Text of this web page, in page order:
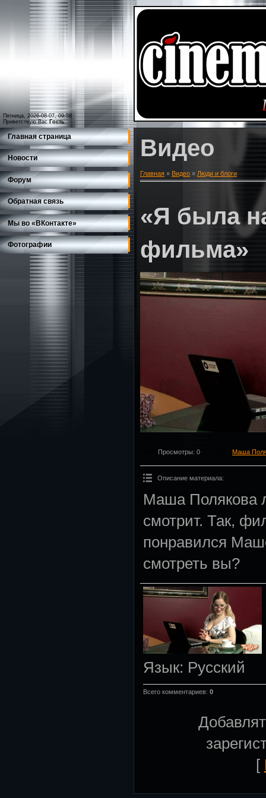
Пятница, 2026-08-07, 09:58
Приветствую Вас Гость
Главная страница
Новости
Форум
Обратная связь
Мы во «ВКонтакте»
Фотографии
Видео
Главная » Видео » Люди и блоги
«Я была
фильма»
Просмотры: 0 Маша
Описание материала:
Маша Полякова
смотрит. Так,
понравился
смотреть вы?
Язык: Русский
Всего комментариев: 0
[